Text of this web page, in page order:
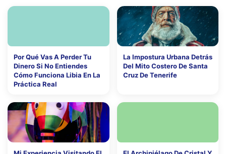
Por Qué Vas A Perder Tu
Dinero Si No Entiendes
Cómo Funciona Libia En La
Práctica Real
La Impostura Urbana Detrás
Del Mito Costero De Santa
Cruz De Tenerife